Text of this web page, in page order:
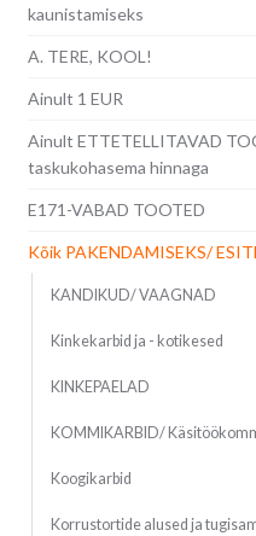
kaunistamiseks
A. TERE, KOOL!
Ainult 1 EUR
Ainult ETTETELLITAVAD
taskukohasema hinnaga
E171-VABAD TOOTED
Kõik PAKENDAMISEKS/
KANDIKUD/ VAAGNAD
Kinkekarbid ja - kotikesed
KINKEPAELAD
KOMMIKARBID/
Koogikarbid
Korrustortide alused ja